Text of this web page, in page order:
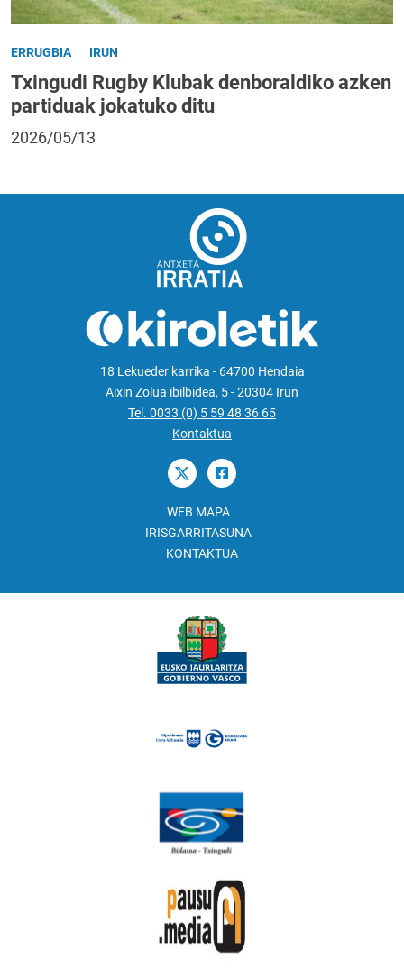
ERRUGBIA IRUN
Txingudi Rugby Klubak denboraldiko azken
partiduak jokatuko ditu
2026/05/13
18 Lekueder karrika - 64700 Hendaia
Aixin Zolua ibilbidea, 5 - 20304 Irun
Tel. 0033 (0) 5 59 48 36 65
Kontaktua
WEB MAPA
IRISGARRITASUNA
KONTAKTUA